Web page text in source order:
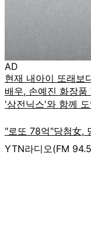
AD
YTN라디오(FM